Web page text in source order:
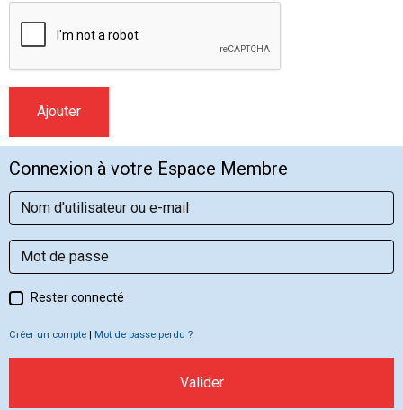
Ajouter
Connexion à votre Espace Membre
Rester connecté
Créer un compte | Mot de passe perdu ?
Valider